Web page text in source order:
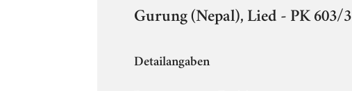
Gurung (Nepal), Lied - PK 603/3
Detailangaben